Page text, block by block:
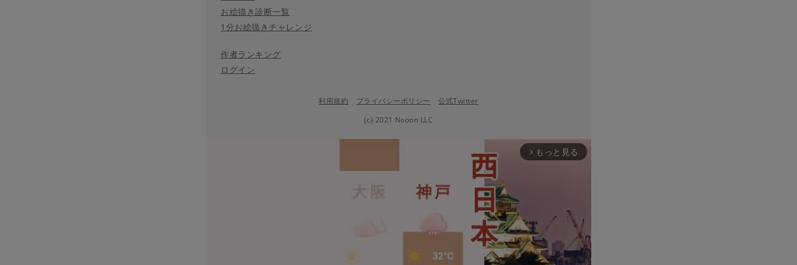
お絵描き診断一覧
1分お絵描きチャレンジ
作者ランキング
ログイン
利用規約 プライバシーポリシー
公式Twitter
(c) 2021 Nooon LLC
arrow_forward_ios もっと見る